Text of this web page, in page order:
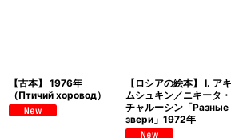
【古本】 1976年
（Птичий хоровод）
【ロシアの絵本】 I. アキ
ムシュキン／ニキータ・
チャルーシン「Разные
звери」1972年